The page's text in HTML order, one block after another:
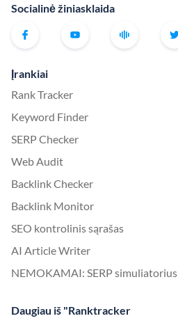
Socialinė žiniasklaida
Įrankiai
Rank Tracker
Keyword Finder
SERP Checker
Web Audit
Backlink Checker
Backlink Monitor
SEO kontrolinis sąrašas
AI Article Writer
NEMOKAMAI: SERP simuliatorius
Daugiau iš "Ranktracker